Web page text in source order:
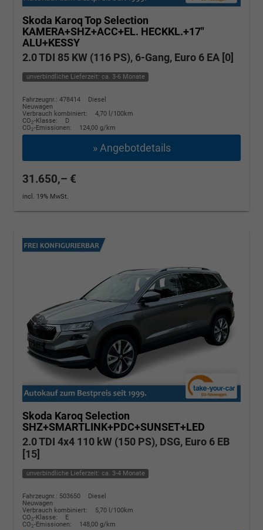
Skoda KaroqTop Selection
KAMERA+SHZ+ACC+EL. HECKKL.+17"
ALU+KESSY
2.0 TDI 85 KW (116 PS), 6-Gang, Euro 6 EA [0]
unverbindliche Lieferzeit: ca. 3-6 Monate
Fahrzeugnr.: 478414
Diesel
Neuwagen
Verbrauch kombiniert:
4,70 l/100km
CO2-Klasse:
D
CO2-Emissionen: 124,00 g/km
» Angebotdetails
31.650,– €
incl. 19% MwSt.
Skoda Karoq Selection
SHZ+SMARTLINK+PDC+SUNSET+LED
2.0 TDI 4x4 110 kW (150 PS), DSG, Euro 6 EB
[15]
unverbindliche Lieferzeit: ca. 3-4 Monate
Fahrzeugnr.: 503650
Diesel
Neuwagen
Verbrauch kombiniert:
5,70 l/100km
CO2-Klasse:
E
CO2-Emissionen: 148,00 g/km